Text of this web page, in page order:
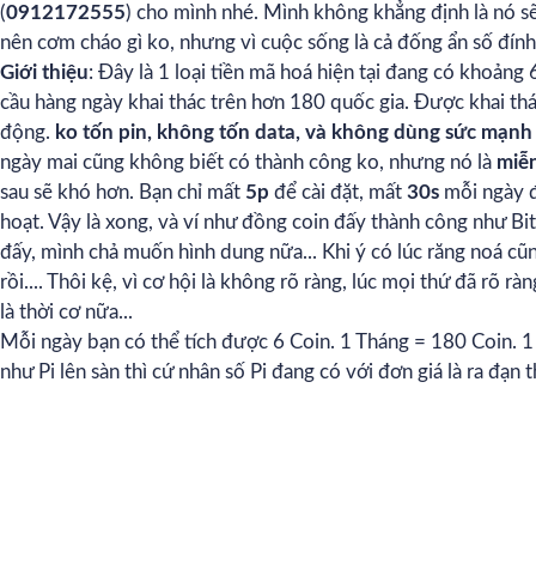
(0912172555) cho mình nhé. Mình không khẳng định là nó
nên cơm cháo gì ko, nhưng vì cuộc sống là cả đống ẩn số
Giới thiệu: Đây là 1 loại tiền mã hoá hiện tại đang có
cầu hàng ngày khai thác trên hơn 180 quốc gia. Được khai
động. ko tốn pin, không tốn data, và không dùng sức mạnh
ngày mai cũng không biết có thành công ko, nhưng nó là
sau sẽ khó hơn. Bạn chỉ mất 5p để cài đặt, mất 30s mỗi ngày
hoạt. Vậy là xong, và ví như đồng coin đấy thành công như
đấy, mình chả muốn hình dung nữa... Khi ý có lúc răng noá
rồi.... Thôi kệ, vì cơ hội là không rõ ràng, lúc mọi thứ đã rõ
là thời cơ nữa...
Mỗi ngày bạn có thể tích được 6 Coin. 1 Tháng = 180 Coin.
như Pi lên sàn thì cứ nhân số Pi đang có với đơn giá là ra đạn